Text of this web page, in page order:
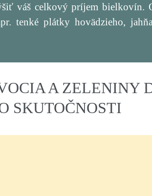
váš celkový príjem bielkovín.
tenké plátky hovädzieho,
A ZELENINY
SKUTOČNOSTI